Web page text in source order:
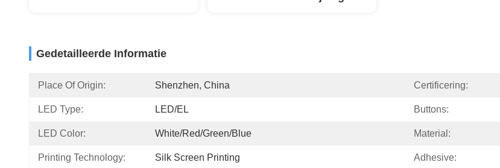
Gedetailleerde Informatie
Place Of Origin: Shenzhen, China Certificering:
LED Type: LED/EL Buttons:
LED Color: White/Red/Green/Blue Material:
Printing Technology: Silk Screen Printing Adhesive: